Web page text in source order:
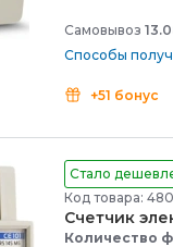
Самовывоз
Способы
+51 бонус
Стало
Код товара:
Счетчик
Количество